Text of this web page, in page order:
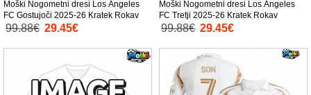
Moški Nogometni dresi Los Angeles
FC Gostujoči 2025-26 Kratek Rokav
99.88€ 29.45€
Moški Nogometni dresi Los Angeles
FC Tretji 2025-26 Kratek Rokav
99.88€ 29.45€